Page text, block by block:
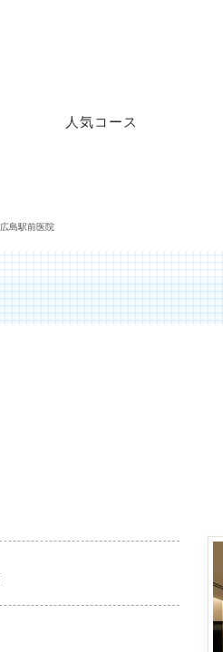
人気コース
島駅前医院